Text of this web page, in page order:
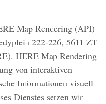
Map Rendering (API)
222-226, 5611 ZT
HERE Map Rendering
von interaktiven
Informationen visuell
Dienstes setzen wir